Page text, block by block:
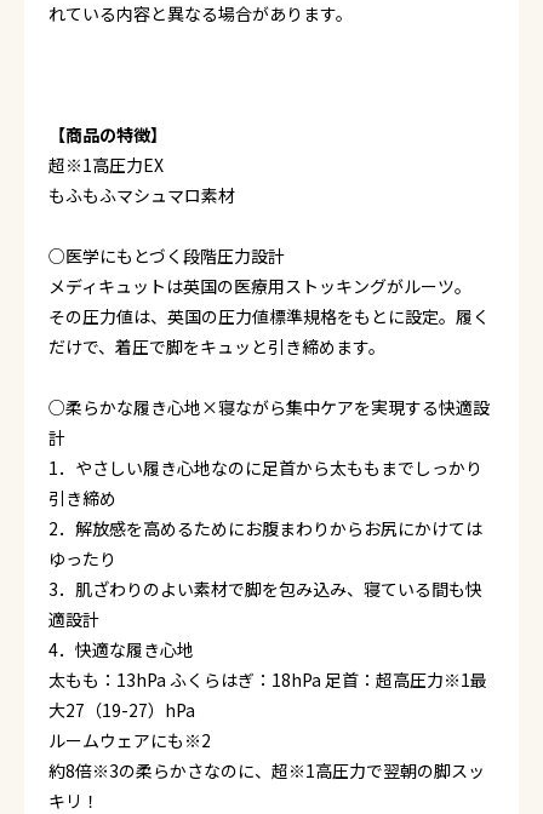
れている内容と異なる場合があります。
【商品の特徴】
超※1高圧力EX
もふもふマシュマロ素材
○医学にもとづく段階圧力設計
メディキュットは英国の医療用ストッキングがルーツ。
その圧力値は、英国の圧力値標準規格をもとに設定。履く
だけで、着圧で脚をキュッと引き締めます。
○柔らかな履き心地×寝ながら集中ケアを実現する快適設
計
1．やさしい履き心地なのに足首から太ももまでしっかり
引き締め
2．解放感を高めるためにお腹まわりからお尻にかけては
ゆったり
3．肌ざわりのよい素材で脚を包み込み、寝ている間も快
適設計
4．快適な履き心地
太もも：13hPa ふくらはぎ：18hPa 足首：超高圧力※1最
大27（19-27）hPa
ルームウェアにも※2
約8倍※3の柔らかさなのに、超※1高圧力で翌朝の脚スッ
キリ！